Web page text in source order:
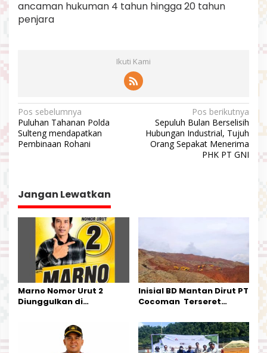
ancaman hukuman 4 tahun hingga 20 tahun
penjara
Ikuti Kami
N
a
v
a
s
s
Pos sebelumnya
Puluhan Tahanan Polda
Sulteng mendapatkan
Pembinaan Rohani
Pos berikutnya
Sepuluh Bulan Berselisih
Hubungan Industrial, Tujuh
Orang Sepakat Menerima
PHK PT GNI
Jangan Lewatkan
Marno Nomor Urut 2
Diunggulkan di
Kesederhanaannya Jadi
Harapan Warga
Inisial BD Mantan Dirut PT
Cocoman Terseret
Tata Kelola Tambang
Kalimantan Barat